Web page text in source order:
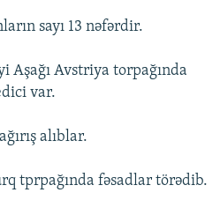
STANDARTLARIMIZ
sayı 13 nəfərdir.
Aşağı Avstriya torpağında
var.
alıblar.
tprpağında fəsadlar törədib.